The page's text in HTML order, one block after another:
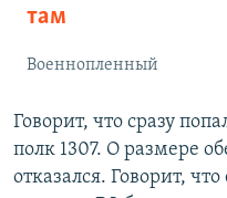
там
Военнопленный
Говорит, что сразу
полк 1307. О размере
отказался. Говорит,